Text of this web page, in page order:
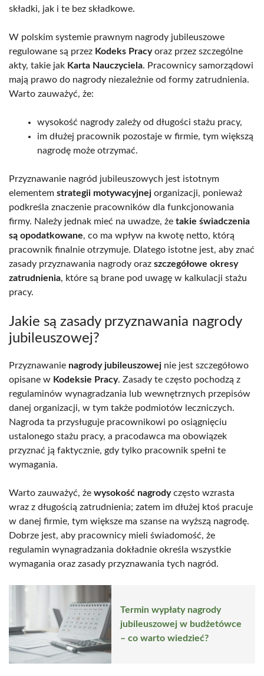
składki, jak i te bez składkowe.
W polskim systemie prawnym nagrody jubileuszowe
regulowane są przez Kodeks Pracyoraz przez szczególne
akty, takie jak Karta Nauczyciela. Pracownicy samorządowi
mają prawo do nagrody niezależnie od formy zatrudnienia.
Warto zauważyć, że:
wysokość nagrody zależy od długości stażu pracy,
im dłużej pracownik pozostaje w firmie, tym większą
nagrodę może otrzymać.
Przyznawanie nagród jubileuszowych jest istotnym
elementem strategii motywacyjnej organizacji, ponieważ
podkreśla znaczenie pracowników dla funkcjonowania
firmy. Należy jednak mieć na uwadze, że takie świadczenia
są opodatkowane, co ma wpływ na kwotę netto, którą
pracownik finalnie otrzymuje. Dlatego istotne jest, aby znać
zasady przyznawania nagrody oraz szczegółowe okresy
zatrudnienia, które są brane pod uwagę w kalkulacji stażu
pracy.
Jakie są zasady przyznawania nagrody
jubileuszowej?
Przyznawanie nagrody jubileuszowej nie jest szczegółowo
opisane w Kodeksie Pracy. Zasady te często pochodzą z
regulaminów wynagradzania lub wewnętrznych przepisów
danej organizacji, w tym także podmiotów leczniczych.
Nagroda ta przysługuje pracownikowi po osiągnięciu
ustalonego stażu pracy, a pracodawca ma obowiązek
przyznać ją faktycznie, gdy tylko pracownik spełni te
wymagania.
Warto zauważyć, że wysokość nagrodyczęsto wzrasta
wraz z długością zatrudnienia; zatem im dłużej ktoś pracuje
w danej firmie, tym większe ma szanse na wyższą nagrodę.
Dobrze jest, aby pracownicy mieli świadomość, że
regulamin wynagradzania dokładnie określa wszystkie
wymagania oraz zasady przyznawania tych nagród.
Termin wypłaty nagrody
jubileuszowej w budżetówce
– co warto wiedzieć?